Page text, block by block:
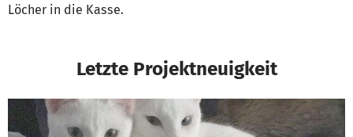
Löcher in die Kasse.
Letzte Projektneuigkeit